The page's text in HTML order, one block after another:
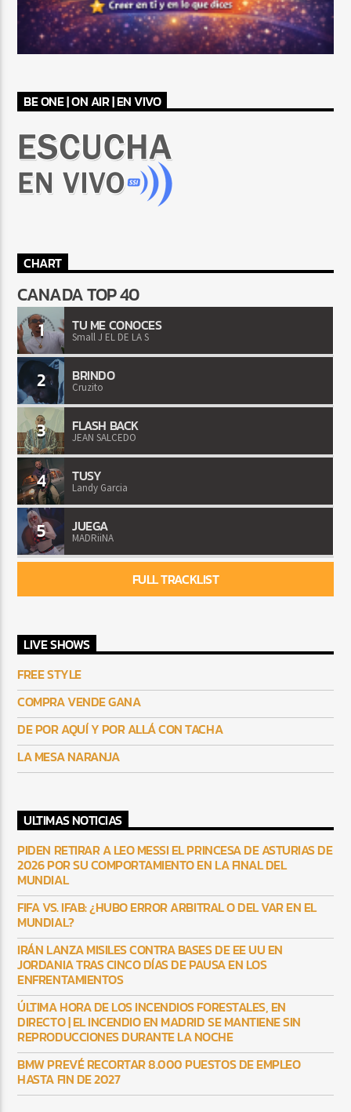
BE ONE | ON AIR | EN VIVO
CHART
CANADA TOP 40
1 TU ME CONOCES
Small J EL DE LA S
2 BRINDO
Cruzito
3 FLASH BACK
JEAN SALCEDO
4 TUSY
Landy Garcia
5 JUEGA
MADRiiNA
FULL TRACKLIST
LIVE SHOWS
FREE STYLE
COMPRA VENDE GANA
DE POR AQUÍ Y POR ALLÁ CON TACHA
LA MESA NARANJA
ULTIMAS NOTICIAS
PIDEN RETIRAR A LEO MESSI EL PRINCESA DE ASTURIAS DE
2026 POR SU COMPORTAMIENTO EN LA FINAL DEL
MUNDIAL
FIFA VS. IFAB: ¿HUBO ERROR ARBITRAL O DEL VAR EN EL
MUNDIAL?
IRÁN LANZA MISILES CONTRA BASES DE EE UU EN
JORDANIA TRAS CINCO DÍAS DE PAUSA EN LOS
ENFRENTAMIENTOS
ÚLTIMA HORA DE LOS INCENDIOS FORESTALES, EN
DIRECTO | EL INCENDIO EN MADRID SE MANTIENE SIN
REPRODUCCIONES DURANTE LA NOCHE
BMW PREVÉ RECORTAR 8.000 PUESTOS DE EMPLEO
HASTA FIN DE 2027